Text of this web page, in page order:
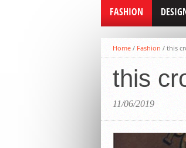
FASHION
Home / Fashion / this
this
11/06/2019